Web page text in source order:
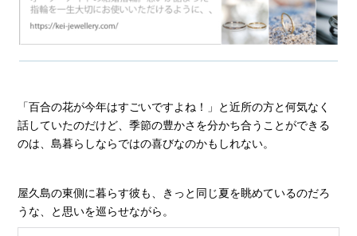
「百合の花が今年はすごいですよね！」と近所の方と何気なく
話していたのだけど、季節の豊かさを分かち合うことができる
のは、島暮らしならではの喜びなのかもしれない。
屋久島の東側に暮らす彼も、きっと同じ夏を眺めているのだろ
うな、と思いを巡らせながら。